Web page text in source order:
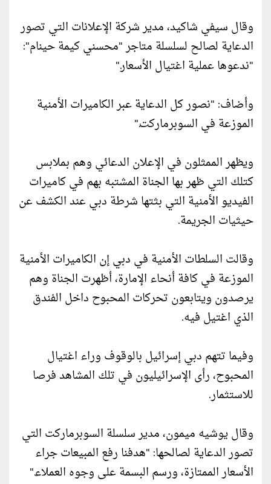
وقال سيفي شاكيد، مدير شركة الإعلانات التي تصور
الدعاية لصالح لسلسلة متاجر "محسني كيمة حينام":
"ندعوها عملية اغتيال الأسعار."
وأضاف: "نصور كل الدعاية عبر الكاميرات الأمنية
الموزعة في السوبرماركت."
ويظهر الممثلون في الإعلان الدعائي وهم بملابس
كتلك التي ظهر بها الجناة المشتبه بهم في كاميرات
الفيديو الأمنية التي بثتها شرطة دبي عند الكشف عن
حيثيات الجريمة.
وقالت السلطات الأمنية في دبي إن الكاميرات الأمنية
الموزعة في كافة أنحاء الإمارة، أظهرت الجناة وهم
يرصدون ويتابعون تحركات المحبوح داخل الفندق
الذي اغتيل فيه.
وفيما تتهم دبي إسرائيل بالوقوف وراء اغتيال
المحبوح، رأى الإسرائيليون في تلك المشاهد فرصا
للاستثمار.
وقال يوشيه ميمون، مدير سلسلة السوبرماركت التي
تصور الدعاية لصالحها: "هدفنا رفع المبيعات جراء
الأسعار الممتازة، ورسم البسمة على وجوه العملاء."